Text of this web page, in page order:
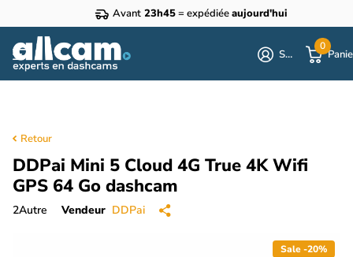
Avant 23h45= expédiéeaujourd'hui
S'identifier
0
Retour
DDPai Mini 5 Cloud 4G True 4K Wifi
GPS 64 Go dashcam
2Autre Vendeur DDPai
Sale -20%